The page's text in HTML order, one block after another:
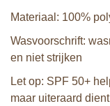
Materiaal: 100%
Wasvoorschrift:
en niet strijken
Let op: SPF 50+
maar uiteraard